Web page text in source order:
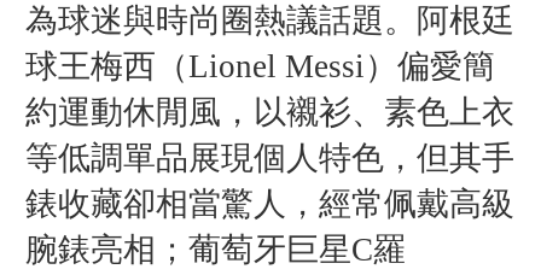
為球迷與時尚圈熱議話題。阿根廷
球王梅西（Lionel Messi） 偏愛簡
約運動休閒風，以襯衫、素色上衣
等低調單品展現個人特色，但其手
錶收藏卻相當驚人，經常佩戴高級
腕錶亮相；葡萄牙巨星C羅